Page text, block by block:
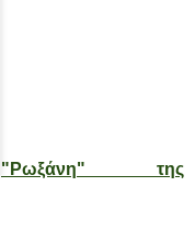
"Ρωξάνη" της